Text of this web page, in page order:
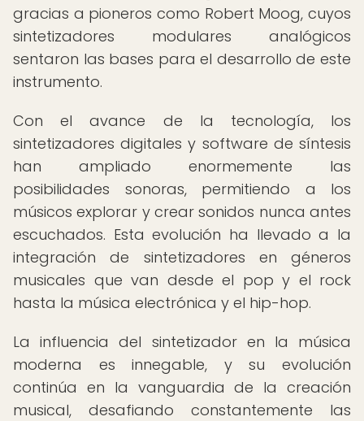
gracias a pioneros como Robert Moog, cuyos
sintetizadores modulares analógicos
sentaron las bases para el desarrollo de este
instrumento.
Con el avance de la tecnología, los
sintetizadores digitales y software de síntesis
han ampliado enormemente las
posibilidades sonoras, permitiendo a los
músicos explorar y crear sonidos nunca antes
escuchados. Esta evolución ha llevado a la
integración de sintetizadores en géneros
musicales que van desde el pop y el rock
hasta la música electrónica y el hip-hop.
La influencia del sintetizador en la música
moderna es innegable, y su evolución
continúa en la vanguardia de la creación
musical, desafiando constantemente las